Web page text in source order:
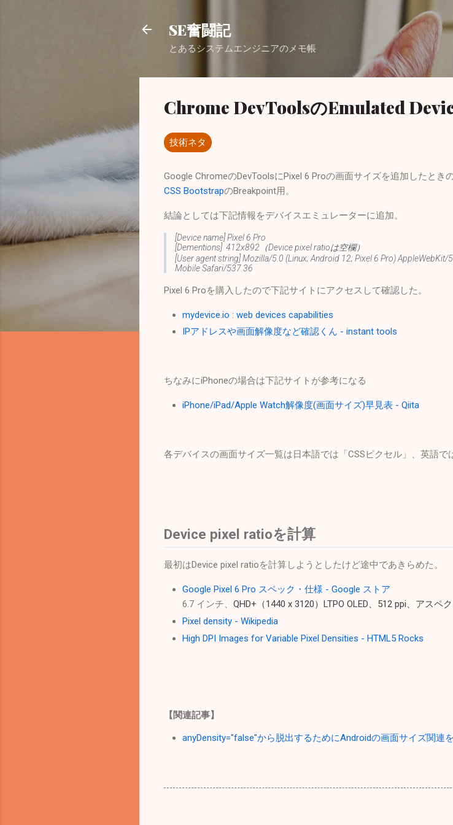
スキップしてメイン コンテ
SE奮闘記
とあるシステムエンジニアのメモ帳
Chrome DevToolsのEmulated
技術ネタ
Google ChromeのDevToolsにPixel 6 Proの画面サイズを追加したときの
CSS BootstrapのBreakpoint用。
結論としては下記情報をデバイスエミュレーターに追加。
[Device name] Pixel 6 Pro
[Dementions] 412x892（Device pixel ratioは空欄）
[User agent string] Mozilla/5.0 (Linux; Android 12; Pixel 6 Pro)
Mobile Safari/537.36
Pixel 6 Proを購入したので下記サイトにアクセスして確認した。
mydevice.io : web devices capabilities
IPアドレスや画面解像度など確認くん - instant tools
ちなみにiPhoneの場合は下記サイトが参考になる
iPhone/iPad/Apple Watch解像度(画面サイズ)早見表 - Qiita
各デバイスの画面サイズ一覧は日本語では「CSSピクセル」、英語
Device pixel ratioを計算
最初はDevice pixel ratioを計算しようとしたけど途中であきらめた。
Google Pixel 6 Pro スペック・仕様 - Google ストア
6.7 インチ、 QHD+（1440 x 3120）LTPO OLED、512 ppi、アスペ
Pixel density - Wikipedia
High DPI Images for Variable Pixel Densities - HTML5 Rocks
【関連記事】
anyDensity="false"から脱出するためにAndroidの画面サイズ関連